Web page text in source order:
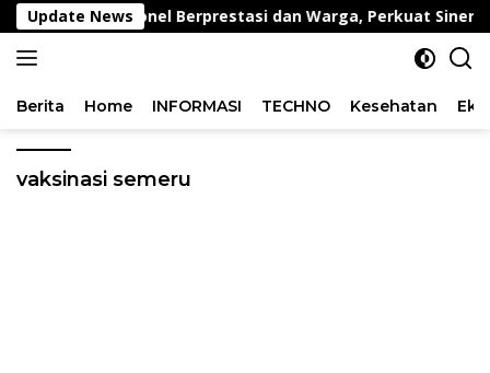
Langsung
ke
konten
Update News
kepada Personel Berprestasi dan Warga, Perkuat Sinergi
Berita Home INFORMASI TECHNO Kesehatan
vaksinasi semeru